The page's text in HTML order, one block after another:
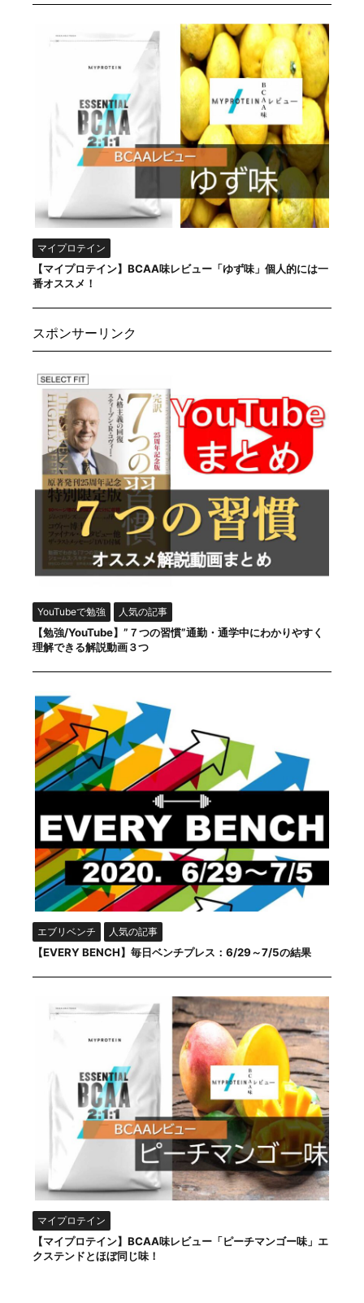
マイプロテイン
【マイプロテイン】BCAA味レビュー「ゆず味」個人的には一
番オススメ！
スポンサーリンク
YouTubeで勉強 人気の記事
【勉強/YouTube】”７つの習慣”通勤・通学中にわかりやすく
理解できる解説動画３つ
エブリベンチ 人気の記事
【EVERY BENCH】毎日ベンチプレス：6/29～7/5の結果
マイプロテイン
【マイプロテイン】BCAA味レビュー「ピーチマンゴー味」エ
クステンドとほぼ同じ味！